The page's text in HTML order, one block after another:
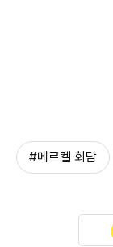
#메르켈 회담